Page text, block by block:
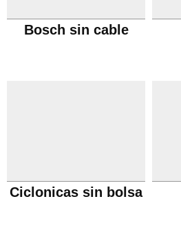
Bosch sin cable
Ciclonicas sin bolsa